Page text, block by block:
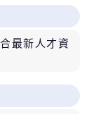
最新人才資